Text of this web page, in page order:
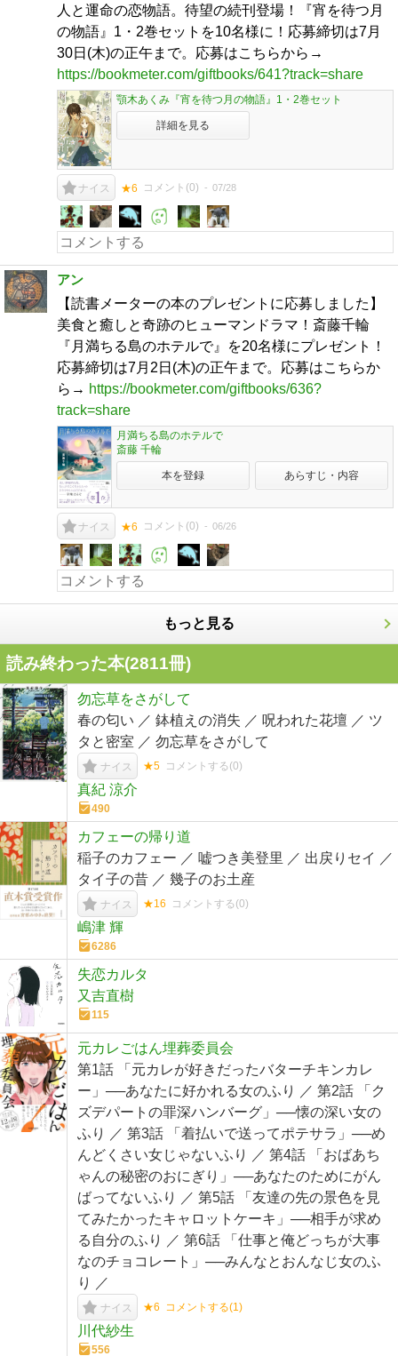
人と運命の恋物語。待望の続刊登場！『宵を待つ月
の物語』1・2巻セットを10名様に！応募締切は7月
30日(木)の正午まで。応募はこちらから→
https://bookmeter.com/giftbooks/641?track=share
顎木あくみ『宵を待つ月の物語』1・2巻セット
詳細を見る
ナイス ★6 コメント(0) 07/28
アン
【読書メーターの本のプレゼントに応募しました】
美食と癒しと奇跡のヒューマンドラマ！斎藤千輪
『月満ちる島のホテルで』を20名様にプレゼント！
応募締切は7月2日(木)の正午まで。応募はこちらか
ら→ https://bookmeter.com/giftbooks/636?
track=share
月満ちる島のホテルで
斎藤 千輪
本を登録 あらすじ・内容
ナイス ★6 コメント(0) 06/26
もっと見る
読み終わった本(2811冊)
勿忘草をさがして
春の匂い ／ 鉢植えの消失 ／ 呪われた花壇 ／ ツ
タと密室 ／ 勿忘草をさがして
ナイス ★5 コメントする(0)
真紀 涼介
490
カフェーの帰り道
稲子のカフェー ／ 嘘つき美登里 ／ 出戻りセイ ／
タイ子の昔 ／ 幾子のお土産
ナイス ★16 コメントする(0)
嶋津 輝
6286
失恋カルタ
又吉直樹
115
元カレごはん埋葬委員会
第1話 「元カレが好きだったバターチキンカレ
ー」──あなたに好かれる女のふり ／ 第2話 「ク
ズデパートの罪深ハンバーグ」──懐の深い女の
ふり ／ 第3話 「着払いで送ってポテサラ」──め
んどくさい女じゃないふり ／ 第4話 「おばあち
ゃんの秘密のおにぎり」──あなたのためにがん
ばってないふり ／ 第5話 「友達の先の景色を見
てみたかったキャロットケーキ」──相手が求め
る自分のふり ／ 第6話 「仕事と俺どっちが大事
なのチョコレート」──みんなとおんなじ女のふ
り ／
ナイス ★6 コメントする(1)
川代紗生
556